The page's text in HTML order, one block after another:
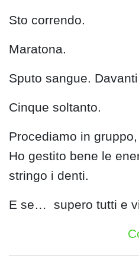
Sto correndo.
Maratona.
Sputo sangue.
Cinque soltanto.
Procediamo in
Ho gestito bene le
stringo i denti.
E se… supero tutti e